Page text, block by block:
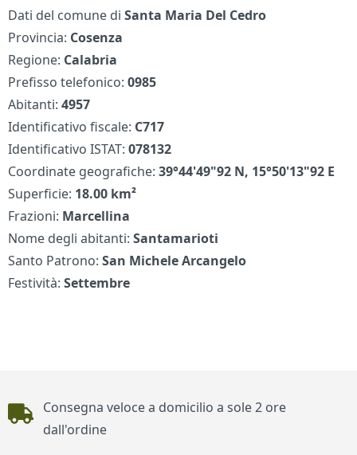
Dati del comune diSanta Maria Del Cedro
Provincia: Cosenza
Regione: Calabria
Prefisso telefonico:0985
Abitanti:4957
Identificativo fiscale: C717
Identificativo ISTAT:078132
Coordinate geografiche:39°44'49"92 N, 15°50'13"92 E
Superficie: 18.00 km²
Frazioni: Marcellina
Nome degli abitanti:Santamarioti
Santo Patrono:San Michele Arcangelo
Festività:Settembre
Piè di pagina
Consegna veloce a domicilio a sole 2 ore
dall'ordine